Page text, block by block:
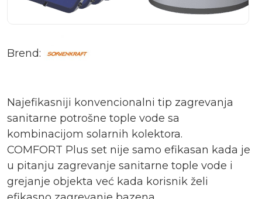
Brend:
Najefikasniji konvencionalni tip zagrevanja
sanitarne potrošne tople vode sa
kombinacijom solarnih kolektora.
COMFORT Plus set nije samo efikasan kada je
u pitanju zagrevanje sanitarne tople vode i
grejanje objekta već kada korisnik želi